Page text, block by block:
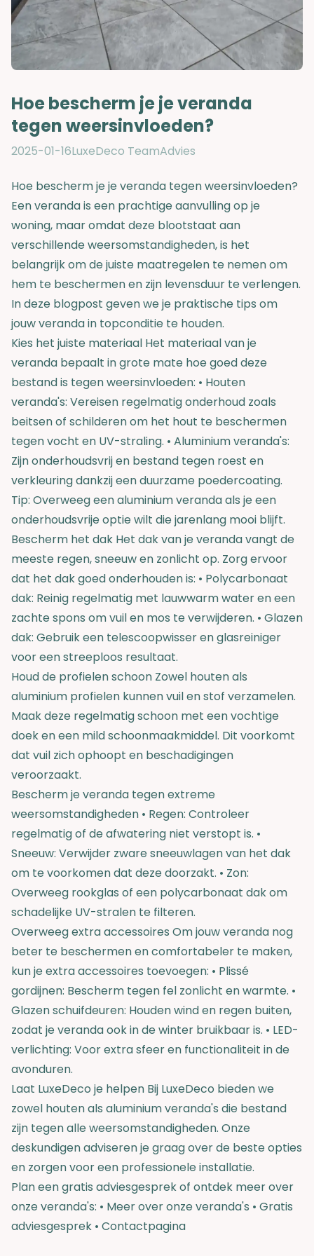
Hoe bescherm je je veranda
tegen weersinvloeden?
2025-01-16LuxeDeco TeamAdvies
Hoe bescherm je je veranda tegen weersinvloeden?
Een veranda is een prachtige aanvulling op je
woning, maar omdat deze blootstaat aan
verschillende weersomstandigheden, is het
belangrijk om de juiste maatregelen te nemen om
hem te beschermen en zijn levensduur te verlengen.
In deze blogpost geven we je praktische tips om
jouw veranda in topconditie te houden.
Kies het juiste materiaal Het materiaal van je
veranda bepaalt in grote mate hoe goed deze
bestand is tegen weersinvloeden: • Houten
veranda's: Vereisen regelmatig onderhoud zoals
beitsen of schilderen om het hout te beschermen
tegen vocht en UV-straling. • Aluminium veranda's:
Zijn onderhoudsvrij en bestand tegen roest en
verkleuring dankzij een duurzame poedercoating.
Tip: Overweeg een aluminium veranda als je een
onderhoudsvrije optie wilt die jarenlang mooi blijft.
Bescherm het dak Het dak van je veranda vangt de
meeste regen, sneeuw en zonlicht op. Zorg ervoor
dat het dak goed onderhouden is: • Polycarbonaat
dak: Reinig regelmatig met lauwwarm water en een
zachte spons om vuil en mos te verwijderen. • Glazen
dak: Gebruik een telescoopwisser en glasreiniger
voor een streeploos resultaat.
Houd de profielen schoon Zowel houten als
aluminium profielen kunnen vuil en stof verzamelen.
Maak deze regelmatig schoon met een vochtige
doek en een mild schoonmaakmiddel. Dit voorkomt
dat vuil zich ophoopt en beschadigingen
veroorzaakt.
Bescherm je veranda tegen extreme
weersomstandigheden • Regen: Controleer
regelmatig of de afwatering niet verstopt is. •
Sneeuw: Verwijder zware sneeuwlagen van het dak
om te voorkomen dat deze doorzakt. • Zon:
Overweeg rookglas of een polycarbonaat dak om
schadelijke UV-stralen te filteren.
Overweeg extra accessoires Om jouw veranda nog
beter te beschermen en comfortabeler te maken,
kun je extra accessoires toevoegen: • Plissé
gordijnen: Bescherm tegen fel zonlicht en warmte. •
Glazen schuifdeuren: Houden wind en regen buiten,
zodat je veranda ook in de winter bruikbaar is. • LED-
verlichting: Voor extra sfeer en functionaliteit in de
avonduren.
Laat LuxeDeco je helpen Bij LuxeDeco bieden we
zowel houten als aluminium veranda's die bestand
zijn tegen alle weersomstandigheden. Onze
deskundigen adviseren je graag over de beste opties
en zorgen voor een professionele installatie.
Plan een gratis adviesgesprek of ontdek meer over
onze veranda's: • Meer over onze veranda's • Gratis
adviesgesprek • Contactpagina